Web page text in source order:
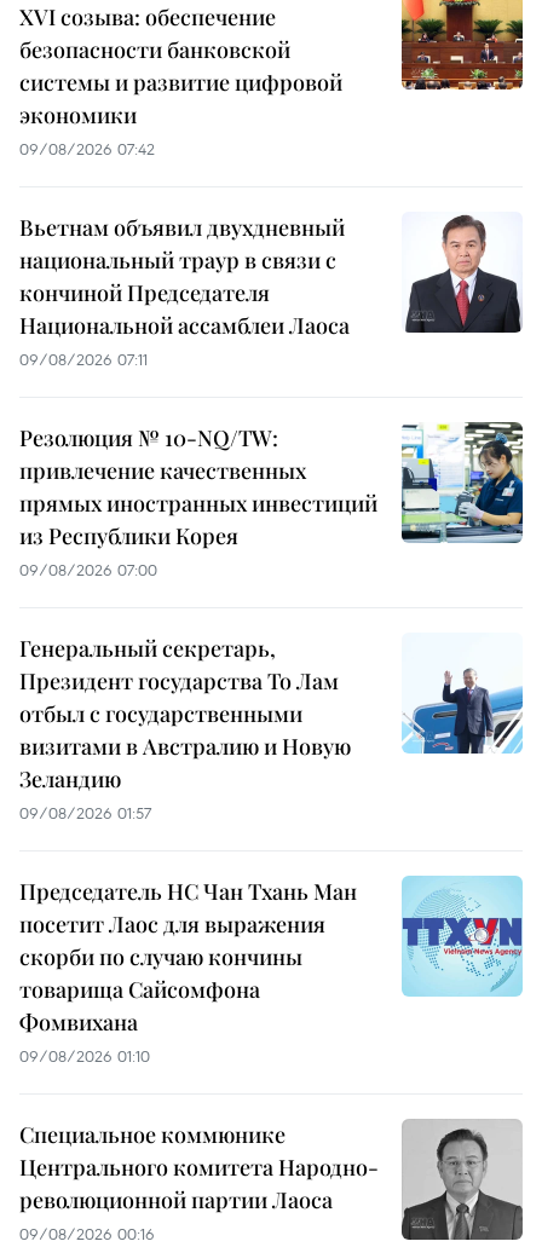
XVI созыва: обеспечение
безопасности банковской
системы и развитие цифровой
экономики
09/08/2026 07:42
Вьетнам объявил двухдневный
национальный траур в связи с
кончиной Председателя
Национальной ассамблеи Лаоса
09/08/2026 07:11
Резолюция № 10-NQ/TW:
привлечение качественных
прямых иностранных инвестиций
из Республики Корея
09/08/2026 07:00
Генеральный секретарь,
Президент государства То Лам
отбыл с государственными
визитами в Австралию и Новую
Зеландию
09/08/2026 01:57
Председатель НС Чан Тхань Ман
посетит Лаос для выражения
скорби по случаю кончины
товарища Сайсомфона
Фомвихана
09/08/2026 01:10
Специальное коммюнике
Центрального комитета Народно-
революционной партии Лаоса
09/08/2026 00:16